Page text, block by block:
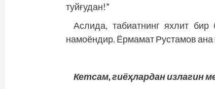
туйғудан!”
Аслида, табиатнинг яхлит
намоёндир. Ёрмамат Рустамов ана
Кетсам, гиёҳлардан излагин